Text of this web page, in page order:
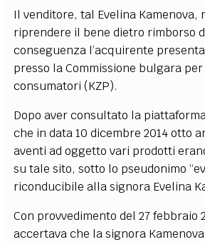
Il venditore, tal Evelina Kamenova,
riprendere il bene dietro rimborso
conseguenza l’acquirente
presso la Commissione bulgara
consumatori (KZP).
Dopo aver consultato la
che in data 10 dicembre 2014 otto
aventi ad oggetto vari prodotti
su tale sito, sotto lo pseudonimo
riconducibile alla signora Evelina
Con provvedimento del 27 febbraio
accertava che la signora